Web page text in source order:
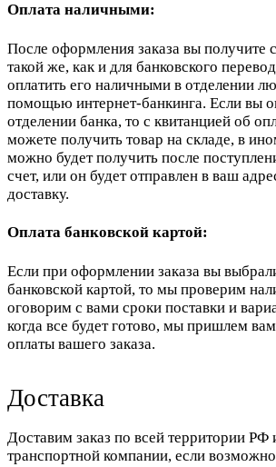
Оплата наличными:
После оформления заказа вы получите
такой же, как и для банковского
оплатить его наличными в отделении
помощью интернет-банкинга. Если вы
отделении банка, то с квитанцией об
можете получить товар на складе, в
можно будет получить после
счет, или он будет отправлен в ваш
доставку.
Оплата банковской картой:
Если при оформлении заказа вы
банковской картой, то мы проверим
оговорим с вами сроки поставки и
когда все будет готово, мы пришлем
оплаты вашего заказа.
Доставка
Доставим заказ по всей территории
транспортной компании, если